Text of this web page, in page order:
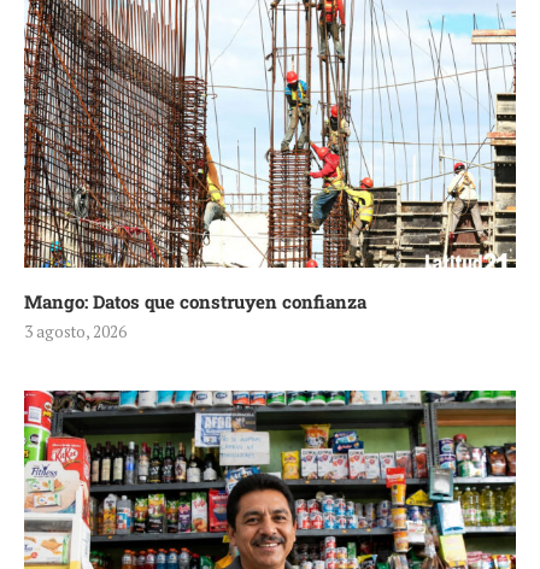
Mango: Datos que construyen confianza
3 agosto, 2026